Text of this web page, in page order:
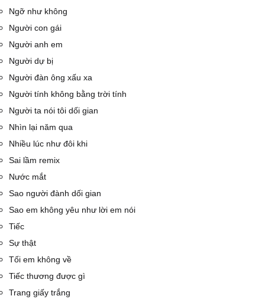
Ngỡ như không
Người con gái
Người anh em
Người dự bị
Người đàn ông xấu xa
Người tính không bằng trời tính
Người ta nói tôi dối gian
Nhìn lại năm qua
Nhiều lúc như đôi khi
Sai lầm remix
Nước mắt
Sao người đành dối gian
Sao em không yêu như lời em nói
Tiếc
Sự thật
Tối em không về
Tiếc thương được gì
Trang giấy trắng